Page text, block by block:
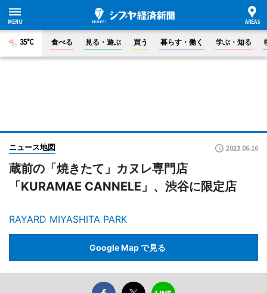
35°C 食べる 見る・遊ぶ 買う 暮らす・働く 学ぶ・知る
ニュース地図 2023.06.16
蔵前の「焼きたて」カヌレ専門店
「KURAMAE CANNELE」、渋谷に限定店
RAYARD MIYASHITA PARK
Google Map で見る